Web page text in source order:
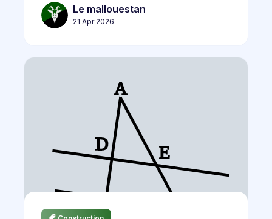
Le mallouestan
21 Apr 2026